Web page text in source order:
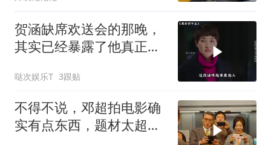
贺涵缺席欢送会的那晚，
其实已经暴露了他真正爱
哒次娱乐T 3跟贴
不得不说，邓超拍电影确
实有点东西，题材太超前